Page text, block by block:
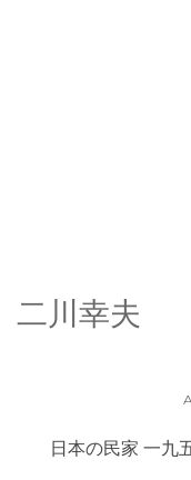
二川幸夫
日本の民家 一九